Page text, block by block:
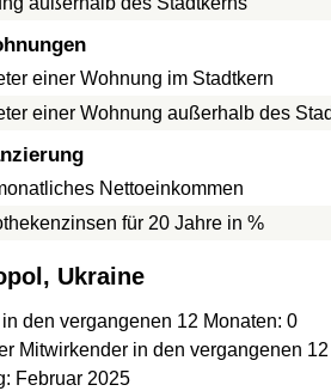
einer Wohnung im Stadtkern
einer Wohnung außerhalb des
Nettoeinkommen
für 20 Jahre in %
Ukraine
den vergangenen 12 Monaten: 0
Mitwirkender in den vergangenen
Februar 2025